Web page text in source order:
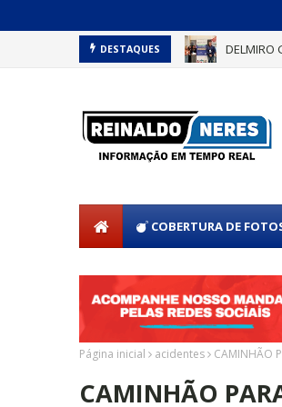
DESTAQUES DELMIRO
COBERTURA DE
Página inicial acidentes CAMINHÃO
CAMINHÃO